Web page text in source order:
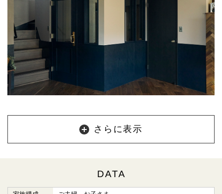
さらに表示
DATA